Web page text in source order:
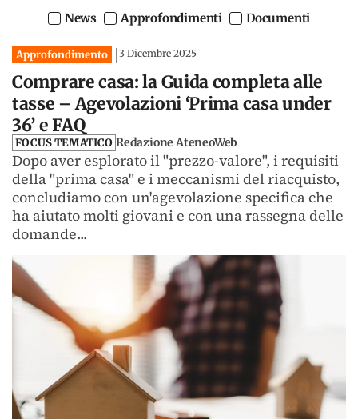
News Approfondimenti Documenti
Approfondimento 3 Dicembre 2025
Comprare casa: la Guida completa alle
tasse – Agevolazioni ‘Prima casa under
36’ e FAQ
FOCUS TEMATICO Redazione AteneoWeb
Dopo aver esplorato il "prezzo-valore", i requisiti
della "prima casa" e i meccanismi del riacquisto,
concludiamo con un'agevolazione specifica che
ha aiutato molti giovani e con una rassegna delle
domande...